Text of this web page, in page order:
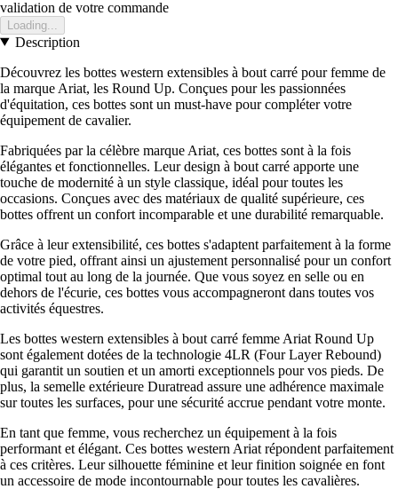
validation de votre commande
Loading...
Description
Découvrez les bottes western extensibles à bout carré pour femme de
la marque Ariat, les Round Up. Conçues pour les passionnées
d'équitation, ces bottes sont un must-have pour compléter votre
équipement de cavalier.
Fabriquées par la célèbre marque Ariat, ces bottes sont à la fois
élégantes et fonctionnelles. Leur design à bout carré apporte une
touche de modernité à un style classique, idéal pour toutes les
occasions. Conçues avec des matériaux de qualité supérieure, ces
bottes offrent un confort incomparable et une durabilité remarquable.
Grâce à leur extensibilité, ces bottes s'adaptent parfaitement à la forme
de votre pied, offrant ainsi un ajustement personnalisé pour un confort
optimal tout au long de la journée. Que vous soyez en selle ou en
dehors de l'écurie, ces bottes vous accompagneront dans toutes vos
activités équestres.
Les bottes western extensibles à bout carré femme Ariat Round Up
sont également dotées de la technologie 4LR (Four Layer Rebound)
qui garantit un soutien et un amorti exceptionnels pour vos pieds. De
plus, la semelle extérieure Duratread assure une adhérence maximale
sur toutes les surfaces, pour une sécurité accrue pendant votre monte.
En tant que femme, vous recherchez un équipement à la fois
performant et élégant. Ces bottes western Ariat répondent parfaitement
à ces critères. Leur silhouette féminine et leur finition soignée en font
un accessoire de mode incontournable pour toutes les cavalières.